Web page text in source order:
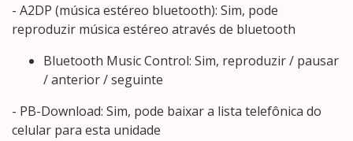
- A2DP (música estéreo bluetooth): Sim, pode
reproduzir música estéreo através de bluetooth
Bluetooth Music Control: Sim, reproduzir / pausar
/ anterior / seguinte
- PB-Download: Sim, pode baixar a lista telefônica do
celular para esta unidade